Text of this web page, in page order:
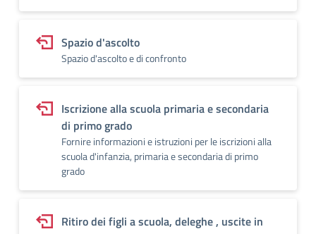
Spazio d'ascolto
Spazio d'ascolto e di confronto
Iscrizione alla scuola primaria e secondaria
di primo grado
Fornire informazioni e istruzioni per le iscrizioni alla
scuola d'infanzia, primaria e secondaria di primo
grado
Ritiro dei figli a scuola, deleghe , uscite in